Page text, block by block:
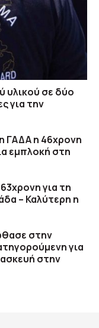
υλικού σε δύο
για την
ΓΑΔΑ η 46χρονη
εμπλοκή στη
για τη
– Καλύτερη η
στην
για
στην